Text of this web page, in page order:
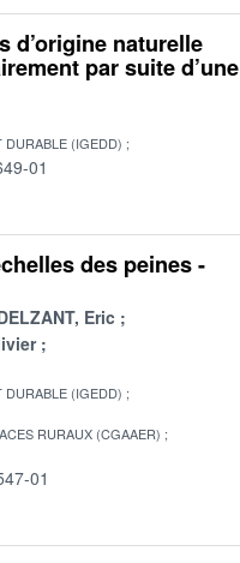
d’origine naturelle
par suite d’une
DURABLE (IGEDD)
01
des peines -
Eric
DURABLE (IGEDD)
RURAUX (CGAAER)
01